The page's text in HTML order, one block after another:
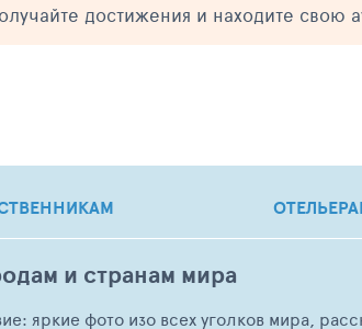
достижения и находите свою
и странам мира
яркие фото изо всех уголков мира,